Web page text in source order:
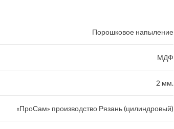
Порошковое напыление
МДФ
2 мм.
«ПроСам» производство Рязань (цилиндровый)